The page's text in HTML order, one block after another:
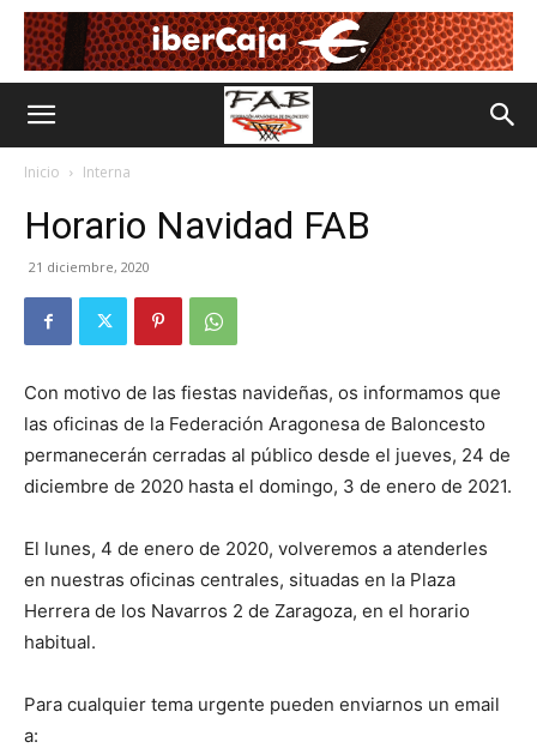
Inicio Interna
Horario Navidad FAB
21 diciembre, 2020
Con motivo de las fiestas navideñas, os informamos que
las oficinas de la Federación Aragonesa de Baloncesto
permanecerán cerradas al público desde el jueves, 24 de
diciembre de 2020 hasta el domingo, 3 de enero de 2021.
El lunes, 4 de enero de 2020, volveremos a atenderles
en nuestras oficinas centrales, situadas en la Plaza
Herrera de los Navarros 2 de Zaragoza, en el horario
habitual.
Para cualquier tema urgente pueden enviarnos un email
a: